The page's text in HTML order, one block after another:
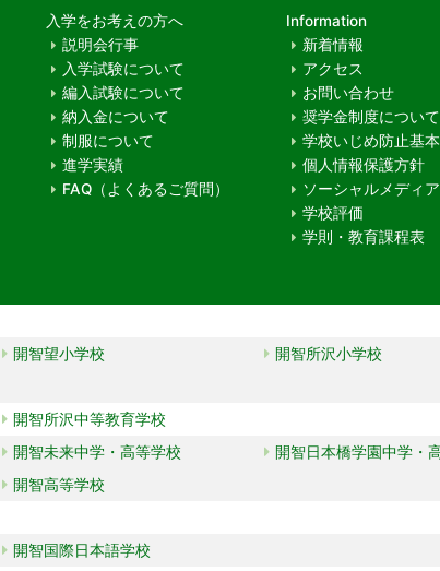
入学をお考えの方へ
説明会行事
入学試験について
編入試験について
納入金について
制服について
進学実績
FAQ（よくあるご質問）
Information
新着情報
アクセス
お問い合わせ
奨学金制度について
学校いじめ防止基
個人情報保護方針
ソーシャルメディ
学校評価
学則・教育課程表
開智望小学校
開智所沢小学校
開智所沢中等教育学校
開智未来中学・高等学校
開智日本橋学園中学・
開智高等学校
開智国際日本語学校